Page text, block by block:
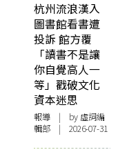
杭州流浪漢入
圖書館看書遭
投訴 館方覆
「讀書不是讓
你自覺高人一
等」戳破文化
資本迷思
報導 | by 虛詞編
輯部 | 2026-07-31